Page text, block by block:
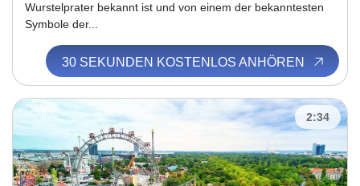
Wurstelprater bekannt ist und von einem der bekanntesten
Symbole der...
30 SEKUNDEN KOSTENLOS ANHÖREN
2:34